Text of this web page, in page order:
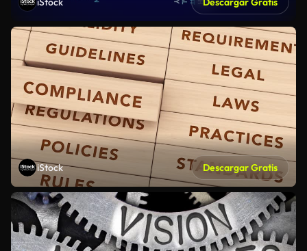
iStock Descargar Gratis